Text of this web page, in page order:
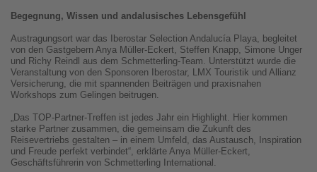
Begegnung, Wissen und andalusisches Lebensgefühl
Austragungsort war das Iberostar Selection Andalucía Playa, begleitet
von den Gastgebern Anya Müller-Eckert, Steffen Knapp, Simone Unger
und Richy Reindl aus dem Schmetterling-Team. Unterstützt wurde die
Veranstaltung von den Sponsoren Iberostar, LMX Touristik und Allianz
Versicherung, die mit spannenden Beiträgen und praxisnahen
Workshops zum Gelingen beitrugen.
„Das TOP-Partner-Treffen ist jedes Jahr ein Highlight. Hier kommen
starke Partner zusammen, die gemeinsam die Zukunft des
Reisevertriebs gestalten – in einem Umfeld, das Austausch, Inspiration
und Freude perfekt verbindet“, erklärte Anya Müller-Eckert,
Geschäftsführerin von Schmetterling International.